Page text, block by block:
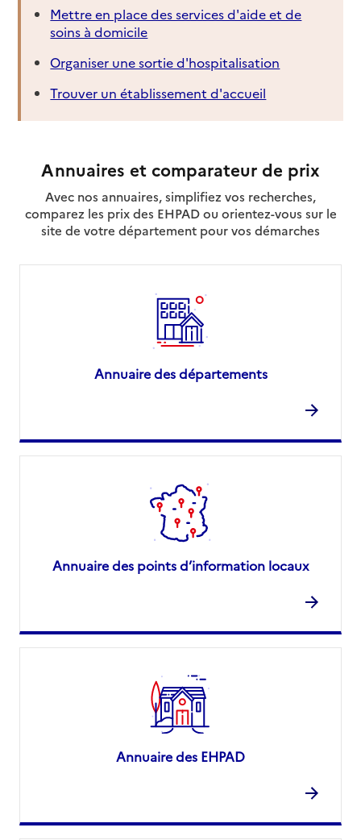
Mettre en place des services d'aide et de
soins à domicile
Organiser une sortie d'hospitalisation
Trouver un établissement d'accueil
Annuaires et comparateur de prix
Avec nos annuaires, simplifiez vos recherches,
comparez les prix des EHPAD ou orientez-vous sur le
site de votre département pour vos démarches
Annuaire des départements
Annuaire des points d’information locaux
Annuaire des EHPAD